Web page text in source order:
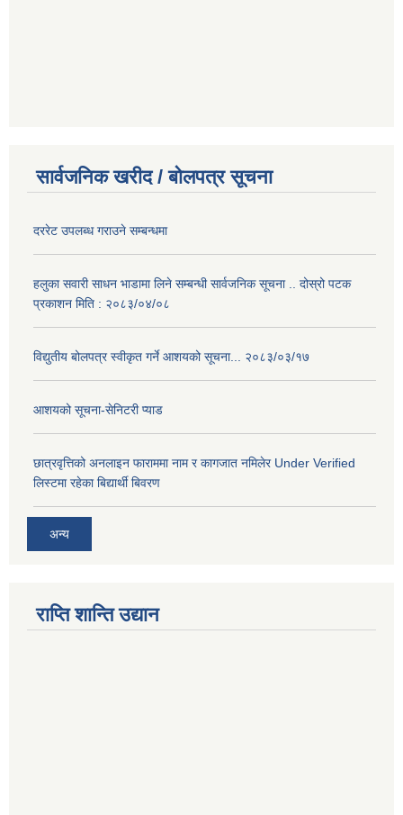
सार्वजनिक खरीद / बोलपत्र सूचना
दररेट उपलब्ध गराउने सम्बन्धमा
हलुका सवारी साधन भाडामा लिने सम्बन्धी सार्वजनिक सूचना .. दोस्रो पटक
प्रकाशन मिति : २०८३/०४/०८
विद्युतीय बोलपत्र स्वीकृत गर्ने आशयको सूचना... २०८३/०३/१७
आशयको सूचना-सेनिटरी प्याड
छात्रवृत्तिको अनलाइन फाराममा नाम र कागजात नमिलेर Under Verified
लिस्टमा रहेका बिद्यार्थी बिवरण
अन्य
राप्ति शान्ति उद्यान